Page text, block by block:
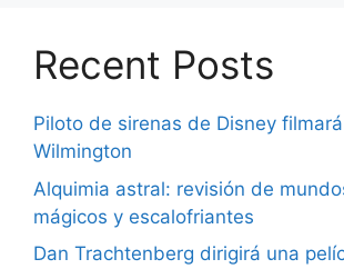
Recent Posts
Piloto de sirenas de Disney
Wilmington
Alquimia astral: revisión de
mágicos y escalofriantes
Dan Trachtenberg dirigirá una